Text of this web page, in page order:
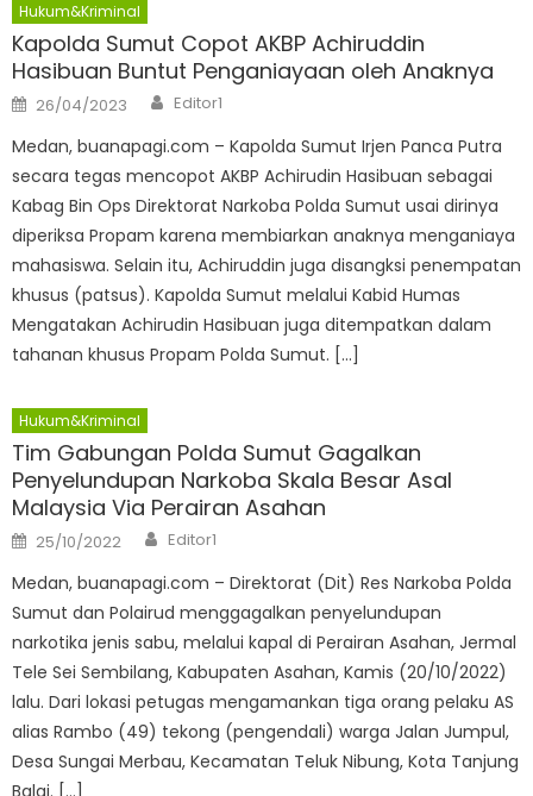
Hukum&Kriminal
Kapolda Sumut Copot AKBP Achiruddin
Hasibuan Buntut Penganiayaan oleh Anaknya
Posted
on
26/04/2023 Author
Editor1
Medan, buanapagi.com – Kapolda Sumut Irjen Panca Putra
secara tegas mencopot AKBP Achirudin Hasibuan sebagai
Kabag Bin Ops Direktorat Narkoba Polda Sumut usai dirinya
diperiksa Propam karena membiarkan anaknya menganiaya
mahasiswa. Selain itu, Achiruddin juga disangksi penempatan
khusus (patsus). Kapolda Sumut melalui Kabid Humas
Mengatakan Achirudin Hasibuan juga ditempatkan dalam
tahanan khusus Propam Polda Sumut. […]
Hukum&Kriminal
Tim Gabungan Polda Sumut Gagalkan
Penyelundupan Narkoba Skala Besar Asal
Malaysia Via Perairan Asahan
Posted
on
25/10/2022 Author
Editor1
Medan, buanapagi.com – Direktorat (Dit) Res Narkoba Polda
Sumut dan Polairud menggagalkan penyelundupan
narkotika jenis sabu, melalui kapal di Perairan Asahan, Jermal
Tele Sei Sembilang, Kabupaten Asahan, Kamis (20/10/2022)
lalu. Dari lokasi petugas mengamankan tiga orang pelaku AS
alias Rambo (49) tekong (pengendali) warga Jalan Jumpul,
Desa Sungai Merbau, Kecamatan Teluk Nibung, Kota Tanjung
Balai. […]